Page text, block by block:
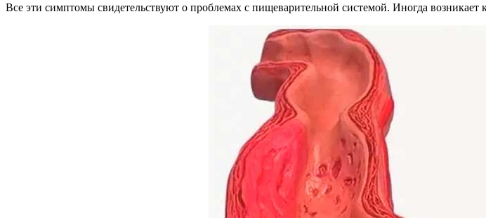
Все эти симптомы свидетельствуют о проблемах с пищеварительной системой. Иногда